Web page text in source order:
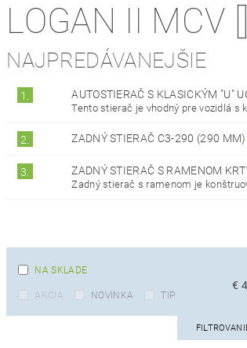
LOGAN II MCV
NAJPREDÁVANEJŠIE
1. AUTOSTIERAČ S KLASICKÝM "U"
Tento stierač je vhodný pre vozidlá s
2. ZADNÝ STIERAČ C3-290 (290 MM)
3. ZADNÝ STIERAČ S RAMENOM
Zadný stierač s ramenom je
NA SKLADE
AKCIA NOVINKA TIP
€ 4